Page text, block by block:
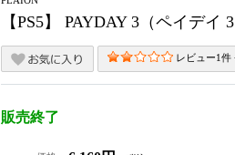
【PS5】 PAYDAY 3（ペイデイ
レビュー1件
販売終了